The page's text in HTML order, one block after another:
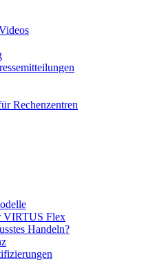
Rechenzentren
VIRTUS Flex
Handeln?